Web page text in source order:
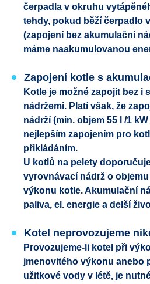
čerpadla v okruhu
tehdy, pokud běží čerpadlo
(zapojení bez akumulační
máme naakumulovanou
Zapojení kotle s
Kotle je možné zapojit bez i
nádržemi. Platí však, že
nádrží (min. objem 55 l /1
nejlepším zapojením pro
přikládáním.
U kotlů na pelety
vyrovnávací nádrž o objemu
výkonu kotle. Akumulační
paliva, el. energie a delší
Kotel neprovozujeme
Provozujeme-li kotel při
jmenovitého výkonu anebo
užitkové vody v létě, je